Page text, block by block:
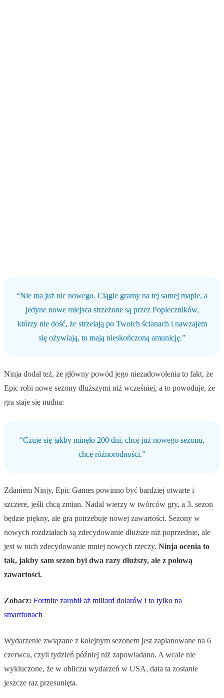
“Nie ma już nic nowego. Ciągle gramy na tej samej mapie, a
jedyne nowe miejsca strzeżone są przez Popleczników,
którzy nie dość, że strzelają po Twoich ścianach i nawzajem
się ożywiają, to mają nieskończoną amunicję.”
Ninja dodał też, że główny powód jego niezadowolenia to fakt, że
Epic robi nowe sezony dłuższymi niż wcześniej, a to powoduje, że
gra staje się nudna:
“Czuje się jakby minęło 200 dni, chcę już nowego sezonu,
chcę różnorodności.”
Zdaniem Ninjy, Epic Games powinno być bardziej otwarte i
szczere, jeśli chcą zmian. Nadal wierzy w twórców gry, a 3. sezon
będzie piękny, ale gra potrzebuje nowej zawartości. Sezony w
nowych rozdziałach są zdecydowanie dłuższe niż poprzednie, ale
jest w nich zdecydowanie mniej nowych rzeczy. Ninja ocenia to
tak, jakby sam sezon był dwa razy dłuższy, ale z połową
zawartości.
Zobacz: Fortnite zarobił aż miliard dolarów i to tylko na
smartfonach
Wydarzenie związane z kolejnym sezonem jest zaplanowane na 6
czerwca, czyli tydzień później niż zapowiadano. A wcale nie
wykluczone, że w obliczu wydarzeń w USA, data ta zostanie
jeszcze raz przesunięta.